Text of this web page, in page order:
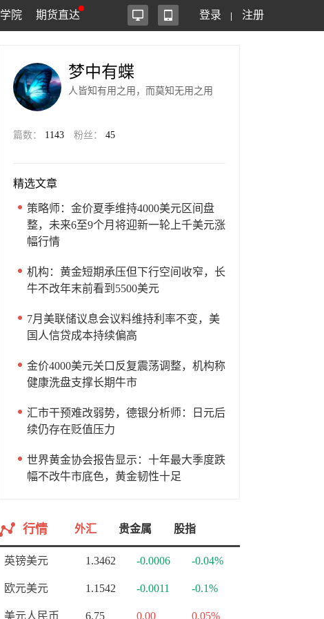
学院 期货直达 登录 注册
梦中有蝶
人皆知有用之用，而莫知无用之用
篇数： 1143 粉丝： 45
精选文章
策略师：金价夏季维持4000美元区间盘
整，未来6至9个月将迎新一轮上千美元涨
幅行情
机构：黄金短期承压但下行空间收窄，长
牛不改年末前看到5500美元
7月美联储议息会议料维持利率不变，美
国人信贷成本持续偏高
金价4000美元关口反复震荡调整，机构称
健康洗盘支撑长期牛市
汇市干预难改弱势，德银分析师：日元后
续仍存在贬值压力
世界黄金协会报告显示：十年最大季度跌
幅不改牛市底色，黄金韧性十足
行情 外汇 贵金属 股指
英镑美元 1.3462 -0.0006 -0.04%
欧元美元 1.1542 -0.0011 -0.1%
美元人民币 6.75 0.00 0.05%